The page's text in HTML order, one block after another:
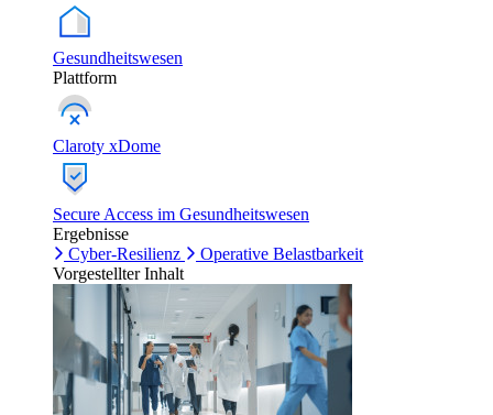
Gesundheitswesen
Plattform
Claroty xDome
Secure Access im Gesundheitswesen
Ergebnisse
Cyber-Resilienz
Operative Belastbarkeit
Vorgestellter Inhalt